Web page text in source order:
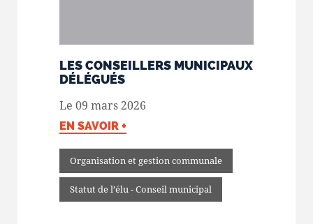
LES CONSEILLERS MUNICIPAUX
DÉLÉGUÉS
Le 09 mars 2026
EN SAVOIR +
Organisation et gestion communale
Statut de l’élu - Conseil municipal